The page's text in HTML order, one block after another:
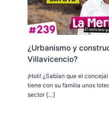
¿Urbanismo y
Villavicencio?
¡Holi! ¿Sabían que el
tiene con su familia unos
sector […]